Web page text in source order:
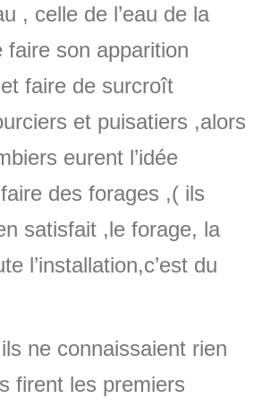
, celle de l’eau de la
faire son apparition
faire de surcroît
et puisatiers ,alors
eurent l’idée
des forages ,( ils
satisfait ,le forage, la
l’installation,c’est du
ne connaissaient rien
firent les premiers